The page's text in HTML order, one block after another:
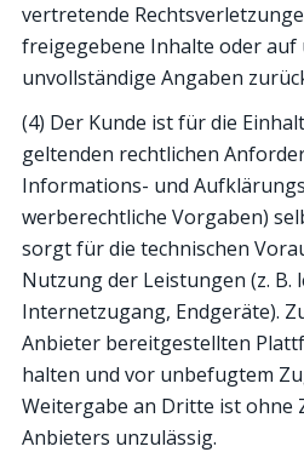
vertretende
freigegebene Inhalte oder
unvollständige Angaben
(4) Der Kunde ist für die
geltenden rechtlichen
Informations- und
werberechtliche Vorgaben)
sorgt für die technischen
Nutzung der Leistungen (z.
Internetzugang, Endgeräte).
Anbieter bereitgestellten
halten und vor unbefugtem
Weitergabe an Dritte ist ohne
Anbieters unzulässig.